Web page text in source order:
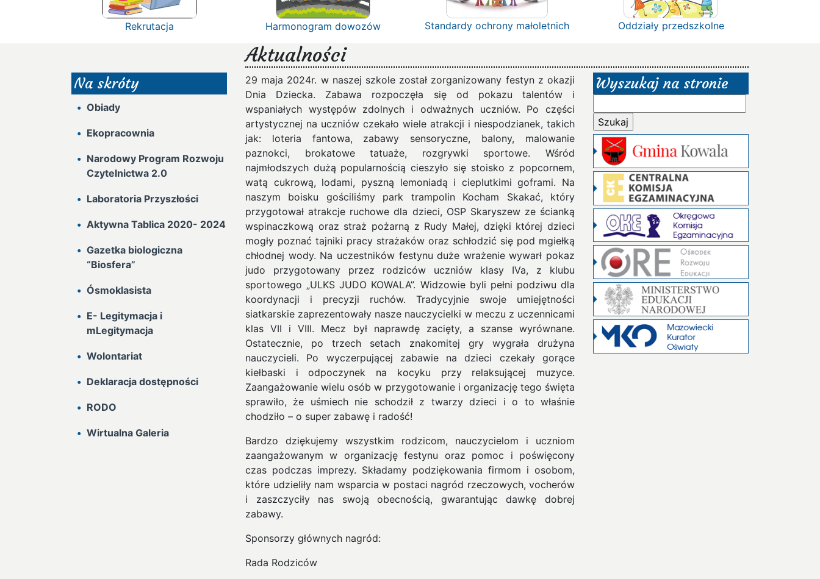
Rekrutacja Harmonogram dowozów Standardy ochrony małoletnich Oddziały przedszkolne
Aktualności
Na skróty
Obiady
Ekopracownia
Narodowy Program Rozwoju
Czytelnictwa 2.0
Laboratoria Przyszłości
Aktywna Tablica 2020- 2024
Gazetka biologiczna
“Biosfera”
Ósmoklasista
E- Legitymacja i
mLegitymacja
Wolontariat
Deklaracja dostępności
RODO
Wirtualna Galeria
29 maja 2024r. w naszej szkole został zorganizowany festyn z okazji
Dnia Dziecka. Zabawa rozpoczęła się od pokazu talentów i
wspaniałych występów zdolnych i odważnych uczniów. Po części
artystycznej na uczniów czekało wiele atrakcji i niespodzianek, takich
jak: loteria fantowa, zabawy sensoryczne, balony, malowanie
paznokci, brokatowe tatuaże, rozgrywki sportowe. Wśród
najmłodszych dużą popularnością cieszyło się stoisko z popcornem,
watą cukrową, lodami, pyszną lemoniadą i cieplutkimi goframi. Na
naszym boisku gościliśmy park trampolin Kocham Skakać, który
przygotował atrakcje ruchowe dla dzieci, OSP Skaryszew ze ścianką
wspinaczkową oraz straż pożarną z Rudy Małej, dzięki której dzieci
mogły poznać tajniki pracy strażaków oraz schłodzić się pod mgiełką
chłodnej wody. Na uczestników festynu duże wrażenie wywarł pokaz
judo przygotowany przez rodziców uczniów klasy IVa, z klubu
sportowego „ULKS JUDO KOWALA”. Widzowie byli pełni podziwu dla
koordynacji i precyzji ruchów. Tradycyjnie swoje umiejętności
siatkarskie zaprezentowały nasze nauczycielki w meczu z uczennicami
klas VII i VIII. Mecz był naprawdę zacięty, a szanse wyrównane.
Ostatecznie, po trzech setach znakomitej gry wygrała drużyna
nauczycieli. Po wyczerpującej zabawie na dzieci czekały gorące
kiełbaski i odpoczynek na kocyku przy relaksującej muzyce.
Zaangażowanie wielu osób w przygotowanie i organizację tego święta
sprawiło, że uśmiech nie schodził z twarzy dzieci i o to właśnie
chodziło – o super zabawę i radość!
Bardzo dziękujemy wszystkim rodzicom, nauczycielom i uczniom
zaangażowanym w organizację festynu oraz pomoc i poświęcony
czas podczas imprezy. Składamy podziękowania firmom i osobom,
które udzieliły nam wsparcia w postaci nagród rzeczowych, vocherów
i zaszczyciły nas swoją obecnością, gwarantując dawkę dobrej
zabawy.
Sponsorzy głównych nagród:
Rada Rodziców
Wyszukaj na stronie